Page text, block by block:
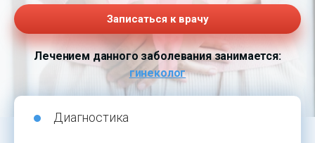
Записаться к врачу
Лечением данного заболевания занимается:
гинеколог
Диагностика